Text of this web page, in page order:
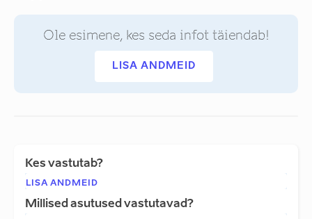
Ole esimene, kes seda infot täiendab!
LISA ANDMEID
Kes vastutab?
LISA ANDMEID
Millised asutused vastutavad?